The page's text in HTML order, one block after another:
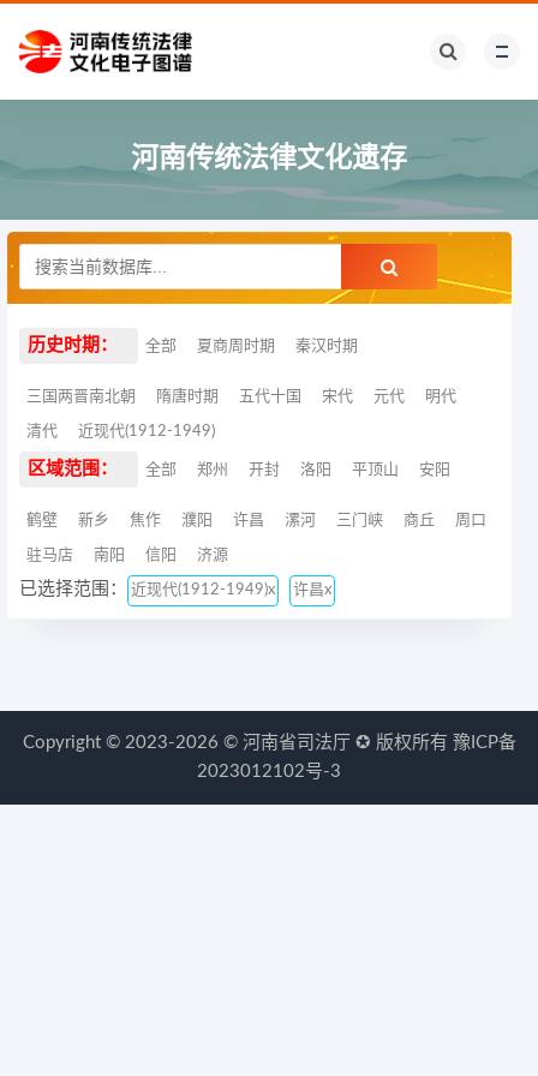
河南传统法律文化遗存
历史时期： 全部 夏商周时期 秦汉时期
三国两晋南北朝 隋唐时期 五代十国 宋代 元代 明代
清代 近现代(1912-1949)
区域范围： 全部 郑州 开封 洛阳 平顶山 安阳
鹤壁 新乡 焦作 濮阳 许昌 漯河 三门峡 商丘 周口
驻马店 南阳 信阳 济源
已选择范围： 近现代(1912-1949)x 许昌x
Copyright © 2023-2026 © 河南省司法厅 ✪ 版权所有 豫ICP备
2023012102号-3